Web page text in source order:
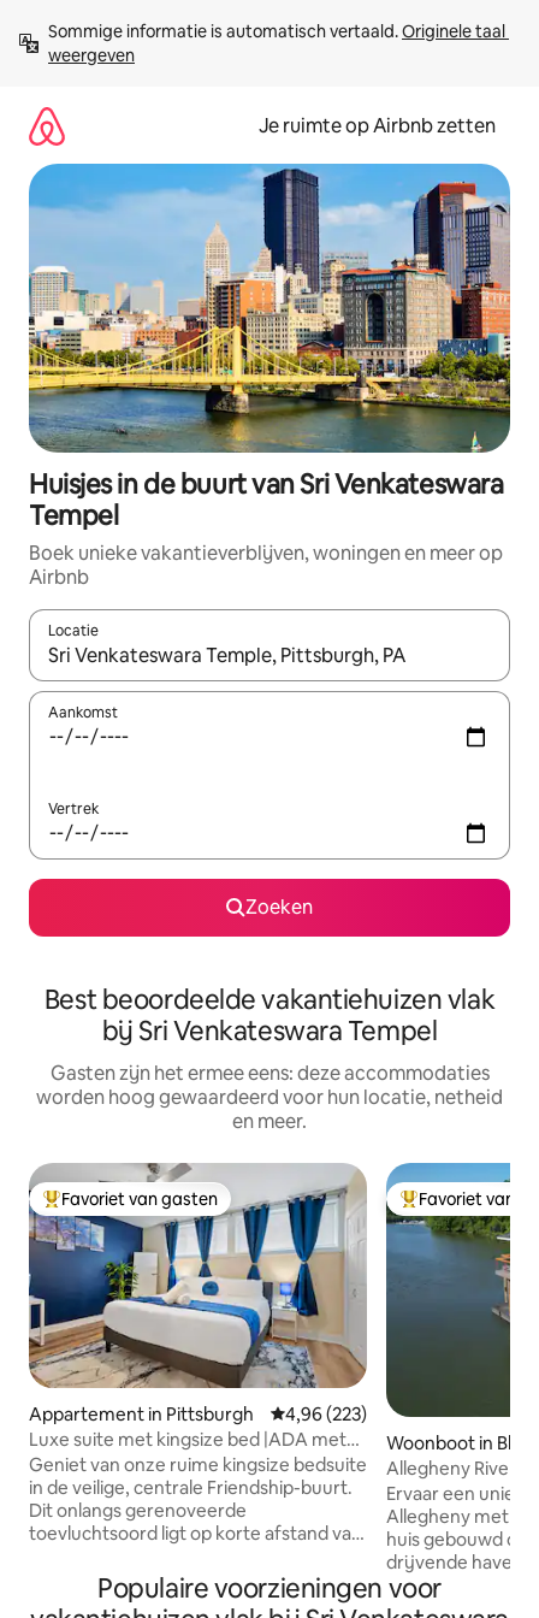
direct
naar
Sommige informatie is automatisch vertaald. Originele taal
weergeven
Je ruimte op Airbnb zetten
Huisjes in de buurt van Sri Venkateswara
Tempel
Boek unieke vakantieverblijven, woningen en meer op
Airbnb
Locatie
Wanneer er suggesties beschikbaar zijn, maak je een keuze
Aankomst
Vertrek
Zoeken
Best beoordeelde vakantiehuizen vlak
bij Sri Venkateswara Tempel
Gasten zijn het ermee eens: deze accommodaties
worden hoog gewaardeerd voor hun locatie, netheid
en meer.
Topfavoriet van gasten
Favoriet van gasten
Appartement in Pittsburgh Gemiddelde beoordeling van
4,96 (223)
Luxe suite met kingsize bed |ADA met
gratis parkeren!
Geniet van onze ruime kingsize bedsuite
in de veilige, centrale Friendship-buurt.
Dit onlangs gerenoveerde
toevluchtsoord ligt op korte afstand van
een steenworp afstand van Whole
Foods en op korte loopafstand van Yinz
Topfavoriet van
Favoriet van
Woonboot in
Allegheny River
Ervaar een uniek
Allegheny met
huis gebouwd op
drijvende haven
omgekeerde
een
Populaire voorzieningen voor